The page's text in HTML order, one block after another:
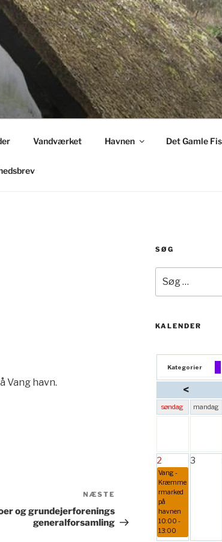
Vandværket Havnen Det Gamle
Vang havn.
NÆSTE
og grundejerforenings
generalforsamling
SØG
efter:
KALENDER
Kategorier
<
søndag mandag
2
Vang -
Kræmme
rmarked
på
havnen
10:00 -
13:00
3